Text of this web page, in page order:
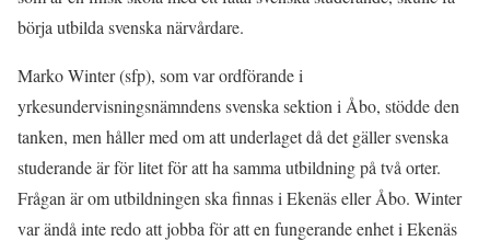
börja utbilda svenska närvårdare.
Marko Winter (sfp), som var ordförande i
yrkesundervisningsnämndens svenska sektion i Åbo, stödde den
tanken, men håller med om att underlaget då det gäller svenska
studerande är för litet för att ha samma utbildning på två orter.
Frågan är om utbildningen ska finnas i Ekenäs eller Åbo. Winter
var ändå inte redo att jobba för att en fungerande enhet i Ekenäs